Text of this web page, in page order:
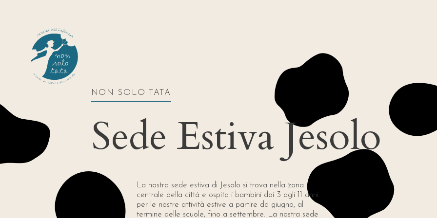
NON SOLO TATA
Sede Estiva Jesolo
La nostra sede estiva di Jesolo si trova nella zona
centrale della città e ospita i bambini dai 3 agli 11 anni
per le nostre attività estive a partire da giugno, al
termine delle scuole, fino a settembre. La nostra sede